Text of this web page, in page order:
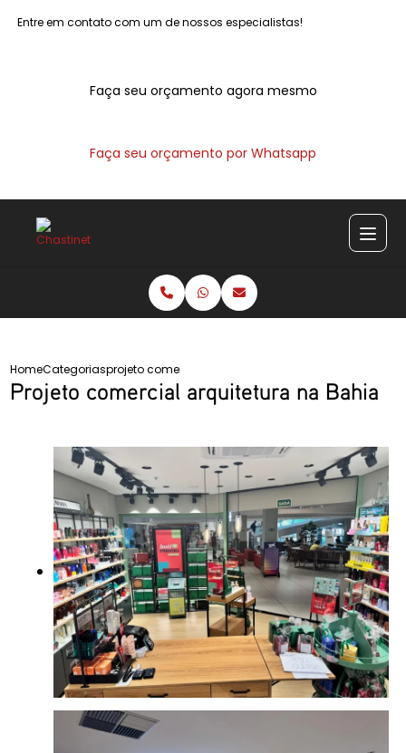
Entre em contato com um de nossos especialistas!
Faça seu orçamento agora mesmo
Faça seu orçamento por Whatsapp
HomeCategoriasprojeto comercial arquitetura bahia
Projeto comercial arquitetura na Bahia